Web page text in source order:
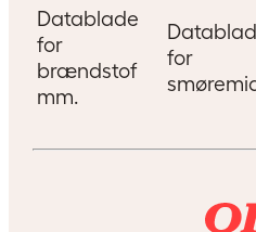
Datablade
for
brændstof
mm.
for